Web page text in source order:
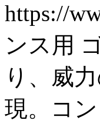
https://
ンス用
り、威
現。コ